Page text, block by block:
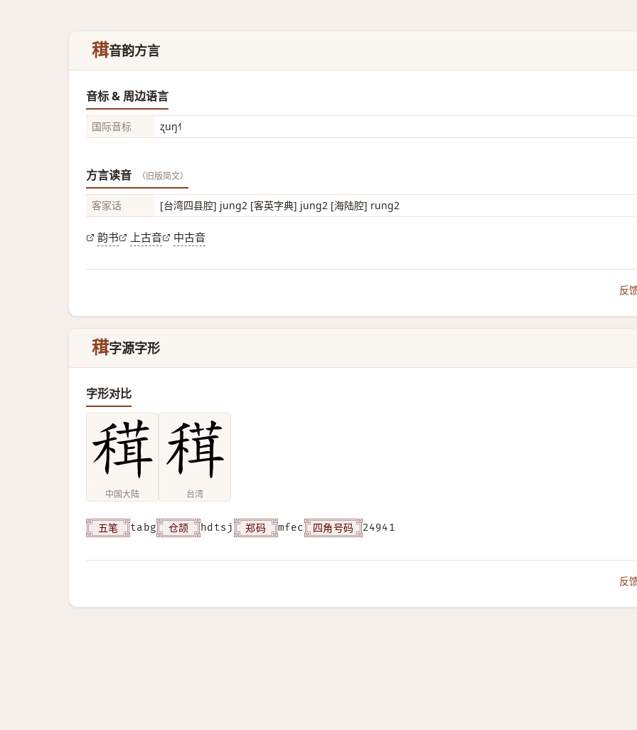
穁音韵方言
音标 & 周边语言
国际音标 ʐuŋ˧˥
方言读音 （旧版简文）
客家话 [台湾四县腔] jung2 [客英字典] jung2 [海陆腔] rung2
韵书 上古音 中古音
反
穁字源字形
字形对比
中国大陆 台湾
五笔 tabg 仓颉 hdtsj 郑码 mfec 四角号码 24941
反